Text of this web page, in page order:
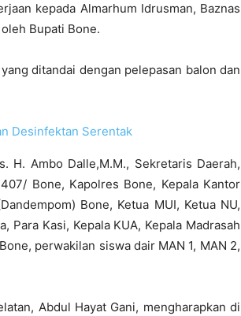
kepada Almarhum Idrusman, Baznas
Bupati Bone.
ditandai dengan pelepasan balon dan
Desinfektan Serentak
H. Ambo Dalle,M.M., Sekretaris Daerah,
Bone, Kapolres Bone, Kepala Kantor
Bone, Ketua MUI, Ketua NU,
Para Kasi, Kepala KUA, Kepala Madrasah
perwakilan siswa dair MAN 1, MAN 2,
Abdul Hayat Gani, mengharapkan di